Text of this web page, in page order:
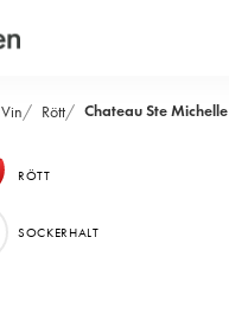
Vin Rött Chateau Ste Michelle
RÖTT
SOCKERHALT